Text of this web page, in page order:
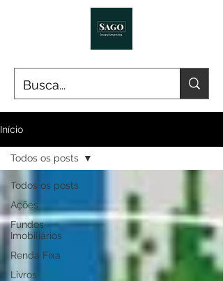
Início
Todos os posts
Ações
Fundos
Imobiliários
Renda Fixa
Livros
Todos os posts